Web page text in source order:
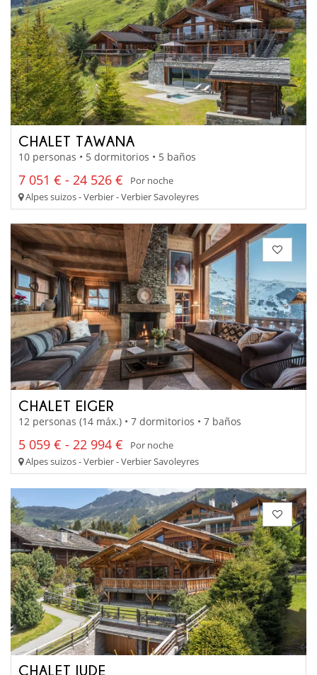
CHALET TAWANA
10 personas • 5 dormitorios • 5 baños
7 051 € - 24 526 €
Por noche
Alpes suizos - Verbier - Verbier Savoleyres
CHALET EIGER
12 personas (14 máx.) • 7 dormitorios • 7 baños
5 059 € - 22 994 €
Por noche
Alpes suizos - Verbier - Verbier Savoleyres
CHALET JUDE